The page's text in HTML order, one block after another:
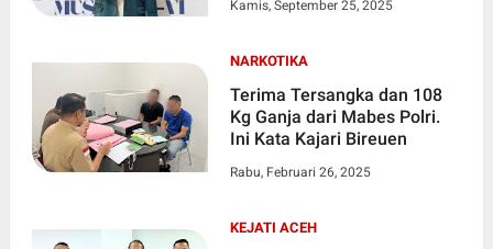
Kamis, September 25, 2025
NARKOTIKA
Terima Tersangka dan 108
Kg Ganja dari Mabes Polri.
Ini Kata Kajari Bireuen
Rabu, Februari 26, 2025
KEJATI ACEH